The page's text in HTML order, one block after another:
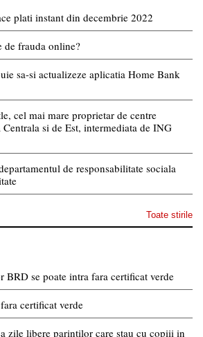
plati instant din decembrie 2022
de frauda online?
sa-si actualizeze aplicatia Home Bank
cel mai mare proprietar de centre
si de Est, intermediata de ING
de responsabilitate sociala
Toate stirile
BRD se poate intra fara certificat verde
certificat verde
zile libere parintilor care stau cu copiii in